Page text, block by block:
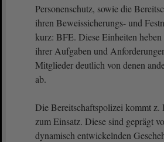
Personenschutz, sowie die
ihren Beweissicherungs- und
kurz: BFE. Diese Einheiten
ihrer Aufgaben und
Mitglieder deutlich von denen
ab.
Die Bereitschaftspolizei kommt z.
zum Einsatz. Diese sind geprägt
dynamisch entwickelnden